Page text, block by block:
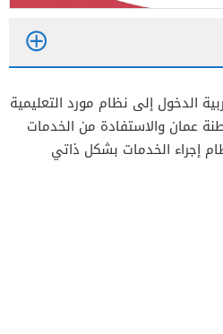
الدخول إلى نظام مورد التعليمية
عمان والاستفادة من الخدمات
إجراء الخدمات بشكل ذاتي